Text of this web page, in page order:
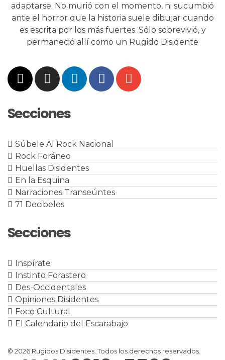
adaptarse. No murió con el momento, ni sucumbió
ante el horror que la historia suele dibujar cuando
es escrita por los más fuertes. Sólo sobrevivió, y
permaneció allí como un Rugido Disidente
Secciones
Súbele Al Rock Nacional
Rock Foráneo
Huellas Disidentes
En la Esquina
Narraciones Transeúntes
71 Decibeles
Secciones
Inspírate
Instinto Forastero
Des-Occidentales
Opiniones Disidentes
Foco Cultural
El Calendario del Escarabajo
© 2026 Rugidos Disidentes. Todos los derechos reservados.